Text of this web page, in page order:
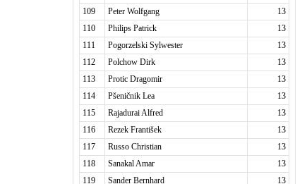
109
Peter Wolfgang
13
110
Philips Patrick
13
111
Pogorzelski Sylwester
13
112
Polchow Dirk
13
113
Protic Dragomir
13
114
Pšeničnik Lea
13
115
Rajadurai Alfred
13
116
Rezek František
13
117
Russo Christian
13
118
Sanakal Amar
13
119
Sander Bernhard
13